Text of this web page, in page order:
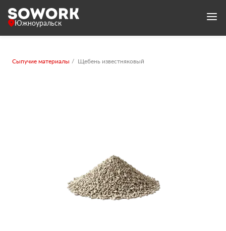
Южноуральск
Сыпучие материалы Щебень известняковый